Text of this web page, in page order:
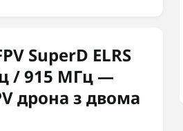
SuperD ELRS
/ 915 МГц —
дрона з двома